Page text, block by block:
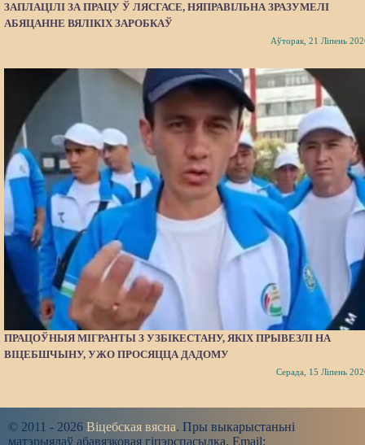
ЗАПЛАЦІЛІ ЗА ПРАЦУ Ў ЛЯСГАСЕ, НЯПРАВІЛЬНА ЗРАЗУМЕЛІ
АБЯЦАННЕ ВЯЛІКІХ ЗАРОБКАЎ
Аўторак, 21 Ліпень
ПРАЦОЎНЫЯ МІГРАНТЫ З УЗБІКЕСТАНУ, ЯКІХ ПРЫВЕЗЛІ НА
ВІЦЕБШЧЫНУ, УЖО ПРОСЯЦЦА ДАДОМУ
Серада, 15 Ліпень
© 2011 - 2026 Віцебская вясна. Пры выкарыстаньні
матэрыялаў абавязковая гіпэрспасылка. Email: